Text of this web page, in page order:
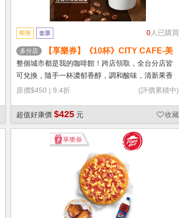
0人已購買
即用 套票
多分店
【享樂券】《10杯》CITY CAFE-美
式咖啡(大杯-冰)
整個城市都是我的咖啡館！跨店領取，全台分店皆
可兌換，隨手一杯濃郁香醇，調和酸味，清新果香
回甘不苦澀
原價$450 | 9.4折 (評價累積中)
超值好康價 $425 元 收藏